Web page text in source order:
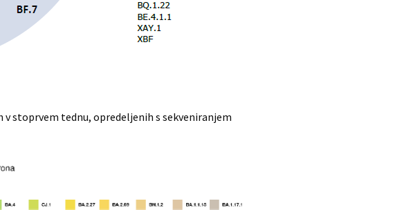
stoprvem tednu, opredeljenih s sekveniranjem